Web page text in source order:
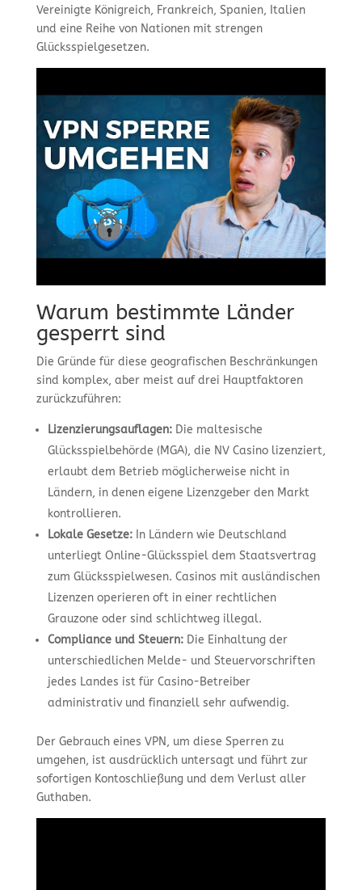
Vereinigte Königreich, Frankreich, Spanien, Italien
und eine Reihe von Nationen mit strengen
Glücksspielgesetzen.
Warum bestimmte Länder
gesperrt sind
Die Gründe für diese geografischen Beschränkungen
sind komplex, aber meist auf drei Hauptfaktoren
zurückzuführen:
Lizenzierungsauflagen:Die maltesische
Glücksspielbehörde (MGA), die NV Casino lizenziert,
erlaubt dem Betrieb möglicherweise nicht in
Ländern, in denen eigene Lizenzgeber den Markt
kontrollieren.
Lokale Gesetze:In Ländern wie Deutschland
unterliegt Online-Glücksspiel dem Staatsvertrag
zum Glücksspielwesen. Casinos mit ausländischen
Lizenzen operieren oft in einer rechtlichen
Grauzone oder sind schlichtweg illegal.
Compliance und Steuern:Die Einhaltung der
unterschiedlichen Melde- und Steuervorschriften
jedes Landes ist für Casino-Betreiber
administrativ und finanziell sehr aufwendig.
Der Gebrauch eines VPN, um diese Sperren zu
umgehen, ist ausdrücklich untersagt und führt zur
sofortigen Kontoschließung und dem Verlust aller
Guthaben.